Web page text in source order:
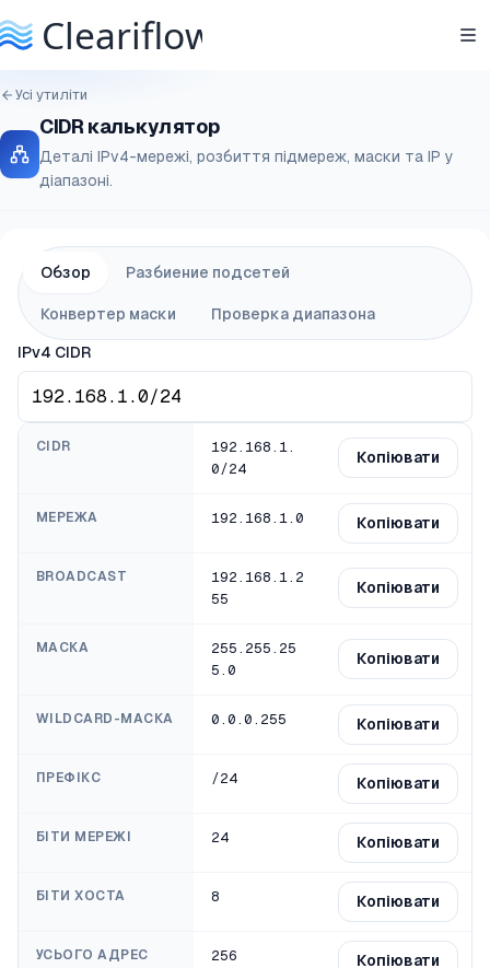
Усі утиліти
CIDR калькулятор
Деталі IPv4-мережі, розбиття підмереж, маски та IP у
діапазоні.
Обзор Разбиение подсетей
Конвертер маски Проверка диапазона
IPv4 CIDR
CIDR
192.168.1.
0/24
Копіювати
МЕРЕЖА 192.168.1.0 Копіювати
BROADCAST
192.168.1.2
55
Копіювати
МАСКА
255.255.25
5.0
Копіювати
WILDCARD-МАСКА 0.0.0.255 Копіювати
ПРЕФІКС /24 Копіювати
БІТИ МЕРЕЖІ 24 Копіювати
БІТИ ХОСТА 8 Копіювати
УСЬОГО АДРЕС 256 Копіювати